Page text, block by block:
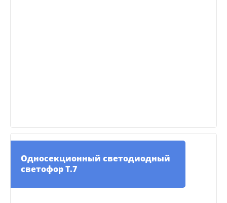
Односекционный светодиодный
светофор Т.7